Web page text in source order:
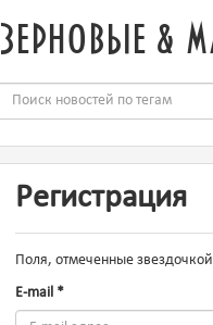
зерновые &
Регистрация
Поля, отмеченные
E-mail *